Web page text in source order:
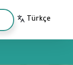
Türkçe